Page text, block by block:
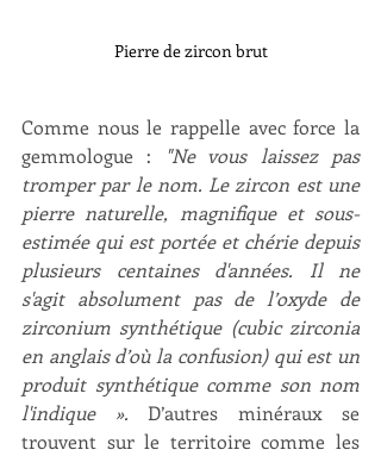
Pierre de zircon brut
Comme nous le rappelle avec force la
gemmologue :
"Ne vous laissez pas
tromper par le nom. Le zircon est une
pierre naturelle, magnifique et sous-
estimée qui est portée et chérie depuis
plusieurs centaines d'années. Il ne
s'agit absolument pas de l’oxyde de
zirconium synthétique (cubic zirconia
en anglais d’où la confusion) qui est un
produit synthétique comme son nom
l'indique ». D’autres minéraux se
trouvent sur le territoire comme les